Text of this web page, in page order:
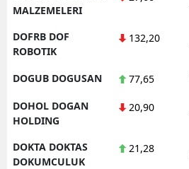
MALZEMELERI
DOFRB DOF
ROBOTIK
132,20
DOGUB DOGUSAN 77,65
DOHOL DOGAN
HOLDING
20,90
DOKTA DOKTAS
DOKUMCULUK
21,28